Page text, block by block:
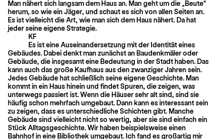
Man nähert sich langsam dem Haus an. Man geht um die „Beute“
herum, so wie ein Jäger, und schaut es sich von allen Seiten an.
Es ist vielleicht die Art, wie man sich dem Haus nähert. Da hat
jeder seine eigene Strategie.
KF
Es ist eine Auseinandersetzung mit der Identität eines
Gebäudes. Dabei denkt man zunächst an Baudenkmäler oder
Gebäude, die insgesamt eine Bedeutung in der Stadt haben. Das
kann auch das große Kaufhaus aus den zwanziger Jahren sein.
Jedes Gebäude hat schließlich seine eigene Geschichte. Man
kommt in ein Haus hinein und findet Spuren, die zeigen, was
unterwegs passiert ist. Wenn die Häuser sehr alt sind, sind sie
häufig schon mehrfach umgebaut. Dann kann es interessant sein
zu zeigen, dass es unterschiedliche Schichten gibt. Manche
Gebäude sind vielleicht nicht so wertig, aber sie sind einfach ein
Stück Alltagsgeschichte. Wir haben beispielsweise einen
Bahnhof in eine Bibliothek umgebaut. Ich fand es großartig mir